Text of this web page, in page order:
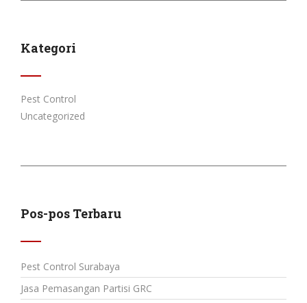
Kategori
Pest Control
Uncategorized
Pos-pos Terbaru
Pest Control Surabaya
Jasa Pemasangan Partisi GRC